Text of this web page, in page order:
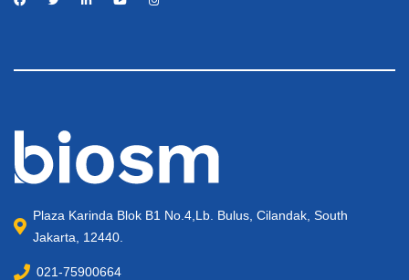
Plaza Karinda Blok B1 No.4,Lb. Bulus, Cilandak, South
Jakarta, 12440.
021-75900664